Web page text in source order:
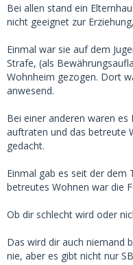
Bei allen stand ein
nicht geeignet zur
Einmal war sie auf dem
Strafe, (als
Wohnheim gezogen. Dort
anwesend.
Bei einer anderen waren es
auftraten und das betreute
gedacht.
Einmal gab es seit der dem
betreutes Wohnen war die
Ob dir schlecht wird oder
Das wird dir auch niemand
nie, aber es gibt nicht nur